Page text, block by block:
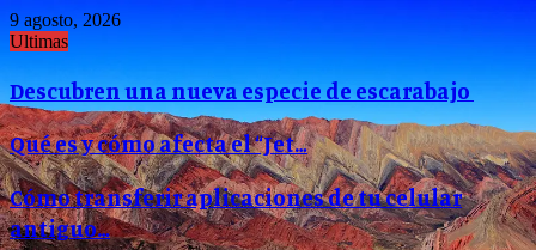
9 agosto, 2026
Ultimas
Descubren una nueva especie de escarabajo
Qué es y cómo afecta el “Jet…
Cómo transferir aplicaciones de tu celular
antiguo…